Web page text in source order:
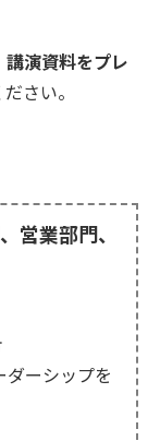
講演資料をプレ
さい。
営業部門、
ーシップを